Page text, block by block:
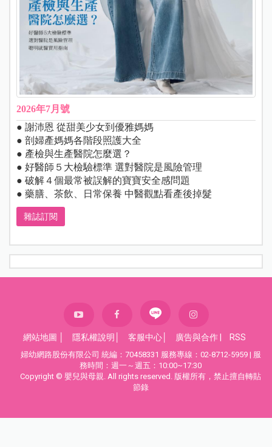
2026年7月號
● 謝沛恩 從甜美少女到優雅媽媽
● 剖婦產媽媽各階段照護大全
● 產檢與生產醫院怎麼選？
● 好醫師５大檢驗標準 選對醫院是風險管理
● 破解４個最常被誤解的寶寶安全感問題
● 藥膳、茶飲、日常保養 中醫觀點看產後掉髮
雜誌訂閱
網站地圖 隱私權說明 客服中心 廣告與合作 RSS
婦幼網路股份有限公司 統編：70458331 服務專線：02-8712-5959 | 服
務時間：週一～週五：10:00~17:30
Copyright © 嬰兒與母親. All rights reserved. 版權所有，禁止擅自轉貼
節錄